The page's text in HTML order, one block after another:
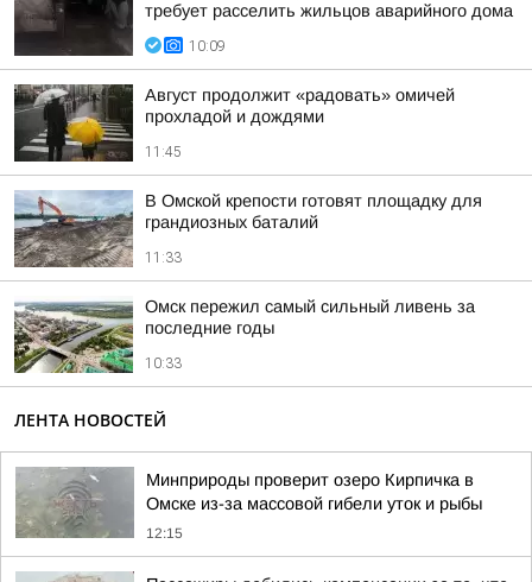
требует расселить жильцов аварийного дома
10:09
Август продолжит «радовать» омичей
прохладой и дождями
11:45
В Омской крепости готовят площадку для
грандиозных баталий
11:33
Омск пережил самый сильный ливень за
последние годы
10:33
ЛЕНТА НОВОСТЕЙ
Минприроды проверит озеро Кирпичка в
Омске из-за массовой гибели уток и рыбы
12:15